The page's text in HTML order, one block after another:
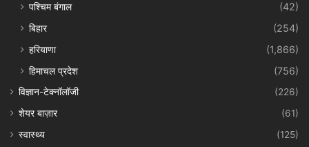
पश्चिम बंगाल
(42)
बिहार
(254)
हरियाणा
(1,866)
हिमाचल प्रदेश
(756)
विज्ञान-टेक्नॉलॉजी
(226)
शेयर बाज़ार
(61)
स्वास्थ्य
(125)